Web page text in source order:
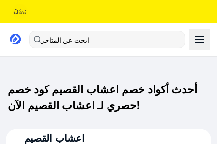
ابحث عن المتاجر
أحدث أكواد خصم اعشاب القصيم كود خصم
حصري لـ اعشاب القصيم الآن!
اعشاب القصيم